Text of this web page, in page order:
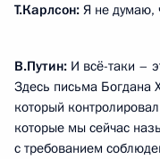
Т.Карлсон: Я не думаю,
В.Путин: И всё-таки –
Здесь письма Богдана
который
которые мы сейчас
с требованием